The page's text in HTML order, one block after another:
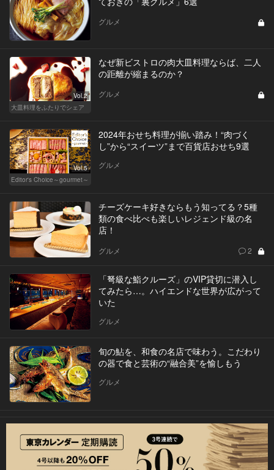
グルメ
Vol.2
大皿料理をふたりでシェア
なぜ新ビストロの肉大皿料理ならば、二人
の距離が縮まるのか？
グルメ
Vol.5
Editor's Choice～gourmet～
2024年おせち料理が揃い踏み！“肉づく
し”から“スイーツ”まで百貨店おせち9選
グルメ
チーズケーキ好きならもう知ってる？5種
類の食べ比べも楽しいレジェンド級の名
店！
グルメ 2
「弩級な鮨クルーズ」のVIP貸切に潜入し
てみたら…。ハイエンドな世界が広がって
いた
グルメ
旬の鮎を、和食の名店で味わう。こだわり
の器で食と芸術の“融合美”を愉しもう
グルメ